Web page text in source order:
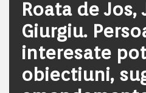
Roata de
Giurgiu.
interesate
obiectiuni,